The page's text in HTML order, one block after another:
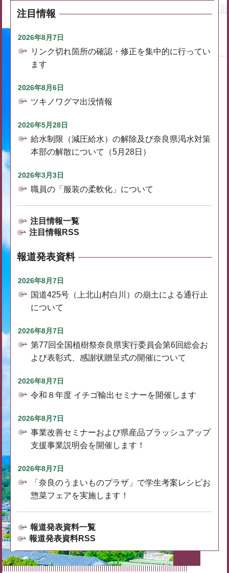
注目情報
2026年8月7日
リンク切れ箇所の確認・修正を集中的に行ってい
ます
2026年8月6日
ツキノワグマ出没情報
2026年5月28日
給水制限（減圧給水）の解除及び奈良県渇水対策
本部の解散について（5月28日）
2026年3月3日
職員の「服装の柔軟化」について
注目情報一覧
注目情報RSS
報道発表資料
2026年8月7日
国道425号（上北山村白川）の崩土による通行止
について
2026年8月7日
第77回全国植樹祭奈良県実行委員会第6回総会お
よび表彰式、感謝状贈呈式の開催について
2026年8月7日
令和８年度 イチゴ輸出セミナーを開催します
2026年8月7日
事業改善セミナーおよび県産品ブラッシュアップ
支援事業説明会を開催します！
2026年8月7日
「奈良のうまいものプラザ」で学生考案レシピお
惣菜フェアを実施します！
報道発表資料一覧
報道発表資料RSS